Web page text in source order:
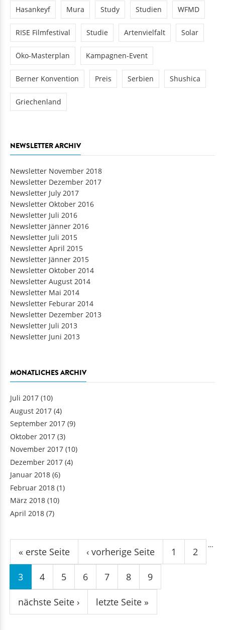
Hasankeyf Mura Study Studien WFMD
RISE Filmfestival Studie Artenvielfalt Solar
Öko-Masterplan Kampagnen-Event
Berner Konvention Preis Serbien Shushica
Griechenland
NEWSLETTER ARCHIV
Newsletter November 2018
Newsletter Dezember 2017
Newsletter July 2017
Newsletter Oktober 2016
Newsletter Juli 2016
Newsletter Jänner 2016
Newsletter Juli 2015
Newsletter April 2015
Newsletter Jänner 2015
Newsletter Oktober 2014
Newsletter August 2014
Newsletter Mai 2014
Newsletter Feburar 2014
Newsletter Dezember 2013
Newsletter Juli 2013
Newsletter Juni 2013
MONATLICHES ARCHIV
Juli 2017 (10)
August 2017 (4)
September 2017 (9)
Oktober 2017 (3)
November 2017 (10)
Dezember 2017 (4)
Januar 2018 (6)
Februar 2018 (1)
März 2018 (10)
April 2018 (7)
Seiten
« erste Seite ‹ vorherige Seite 1 2
3 4 5 6 7 8 9
…
nächste Seite › letzte Seite »